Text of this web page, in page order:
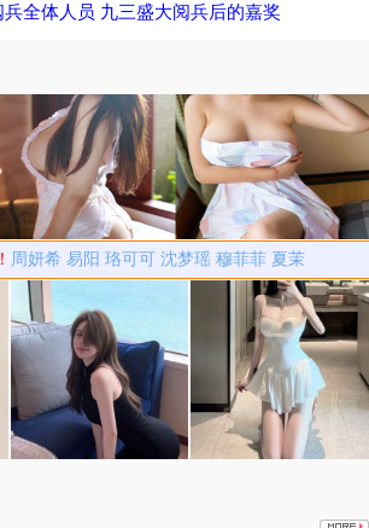
全体人员 九三盛大阅兵后的嘉奖
周妍希 易阳 珞可可 沈梦瑶 穆菲菲 夏茉